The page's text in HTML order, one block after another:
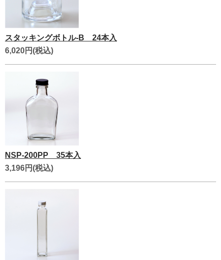
スタッキングボトル-B 24本入
6,020円(税込)
NSP-200PP 35本入
3,196円(税込)